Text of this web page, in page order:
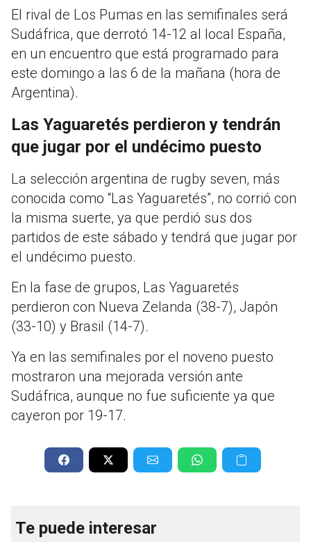
El rival de Los Pumas en las semifinales será
Sudáfrica, que derrotó 14-12 al local España,
en un encuentro que está programado para
este domingo a las 6 de la mañana (hora de
Argentina).
Las Yaguaretés perdieron y tendrán
que jugar por el undécimo puesto
La selección argentina de rugby seven, más
conocida como “Las Yaguaretés”, no corrió con
la misma suerte, ya que perdió sus dos
partidos de este sábado y tendrá que jugar por
el undécimo puesto.
En la fase de grupos, Las Yaguaretés
perdieron con Nueva Zelanda (38-7), Japón
(33-10) y Brasil (14-7).
Ya en las semifinales por el noveno puesto
mostraron una mejorada versión ante
Sudáfrica, aunque no fue suficiente ya que
cayeron por 19-17.
Te puede interesar